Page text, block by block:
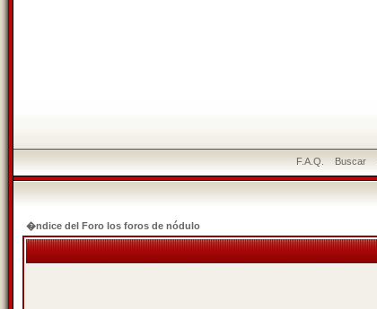
F.A.Q. Buscar
�ndice del Foro los foros de nódulo